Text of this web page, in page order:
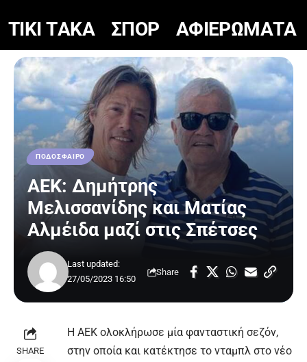
TIKΙ TΑΚΑ
ΣΠΟΡ ΑΦΙΕΡΩΜΑΤΑ
ΠΟΔΟΣΦΑΙΡΟ
ΑΕΚ: Δημήτρης
Μελισσανίδης και Ματίας
Αλμέιδα μαζί στις Σπέτσες
Last updated:
27/05/2023 16:50
Share
SHARE
Η ΑΕΚ ολοκλήρωσε μία φανταστική σεζόν,
στην οποία και κατέκτησε το νταμπλ στο νέο